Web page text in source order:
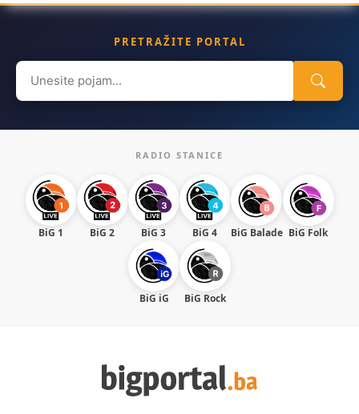
PRETRAŽITE PORTAL
Search
for:
RADIO STANICE
BiG 1 BiG 2 BiG 3 BiG 4 BiG Balade BiG Folk
BiG iG BiG Rock